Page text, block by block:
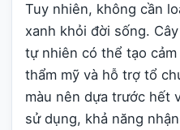
Tuy nhiên, không cần
xanh khỏi đời sống.
tự nhiên có thể tạo
thẩm mỹ và hỗ trợ tổ
màu nên dựa trước hết
sử dụng, khả năng